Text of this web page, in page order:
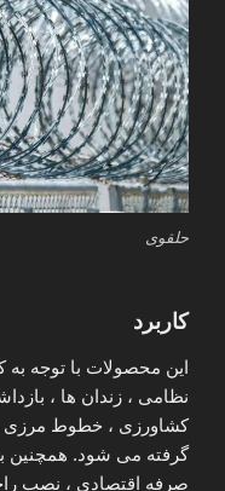
حلقوی
کاربرد
این محصولات با توجه
نظامی ، زندان ها ،
کشاورزی ، خطوط مرزی ،
گرفته می شود. همچنین
صرفه اقتصادی ، نصب